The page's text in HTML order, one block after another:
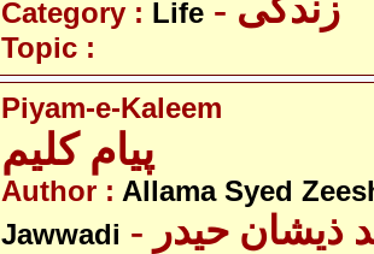
Category : Life - زندگی
Topic :
Piyam-e-Kaleem
پیام کلیم
Author : Allama Syed
Jawwadi - علامہ سیّد ذیشان حیدر